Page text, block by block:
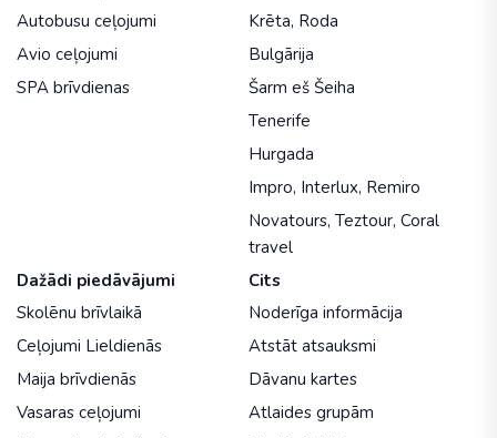
Autobusu ceļojumi
Avio ceļojumi
SPA brīvdienas
Krēta, Roda
Bulgārija
Šarm eš Šeiha
Tenerife
Hurgada
Impro, Interlux, Remiro
Novatours, Teztour, Coral
travel
Dažādi piedāvājumi
Skolēnu brīvlaikā
Ceļojumi Lieldienās
Maija brīvdienās
Vasaras ceļojumi
Cits
Noderīga informācija
Atstāt atsauksmi
Dāvanu kartes
Atlaides grupām